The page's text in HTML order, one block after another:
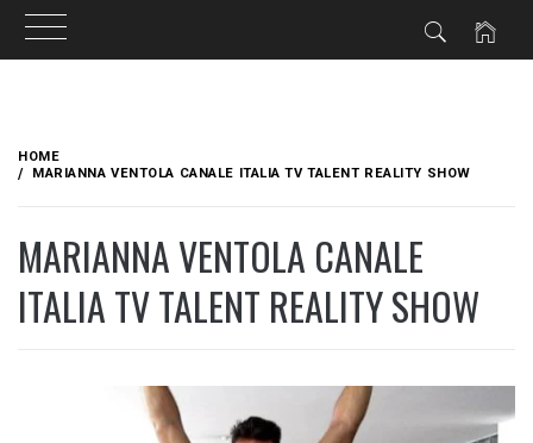
content
HOME
MARIANNA VENTOLA CANALE ITALIA TV TALENT REALITY SHOW
MARIANNA VENTOLA CANALE
ITALIA TV TALENT REALITY SHOW